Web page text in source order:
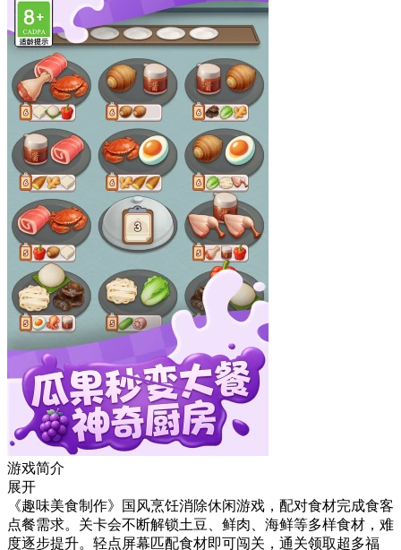
游戏简介
展开
《趣味美食制作》国风烹饪消除休闲游戏，配对食材完成食客
点餐需求。关卡会不断解锁土豆、鲜肉、海鲜等多样食材，难
度逐步提升。轻点屏幕匹配食材即可闯关，通关领取超多福